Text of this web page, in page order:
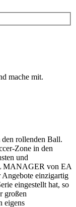
mache mit.
rollenden Ball.
Zone in den
und
MANAGER von EA
Angebote einzigartig
eingestellt hat, so
großen
eigens